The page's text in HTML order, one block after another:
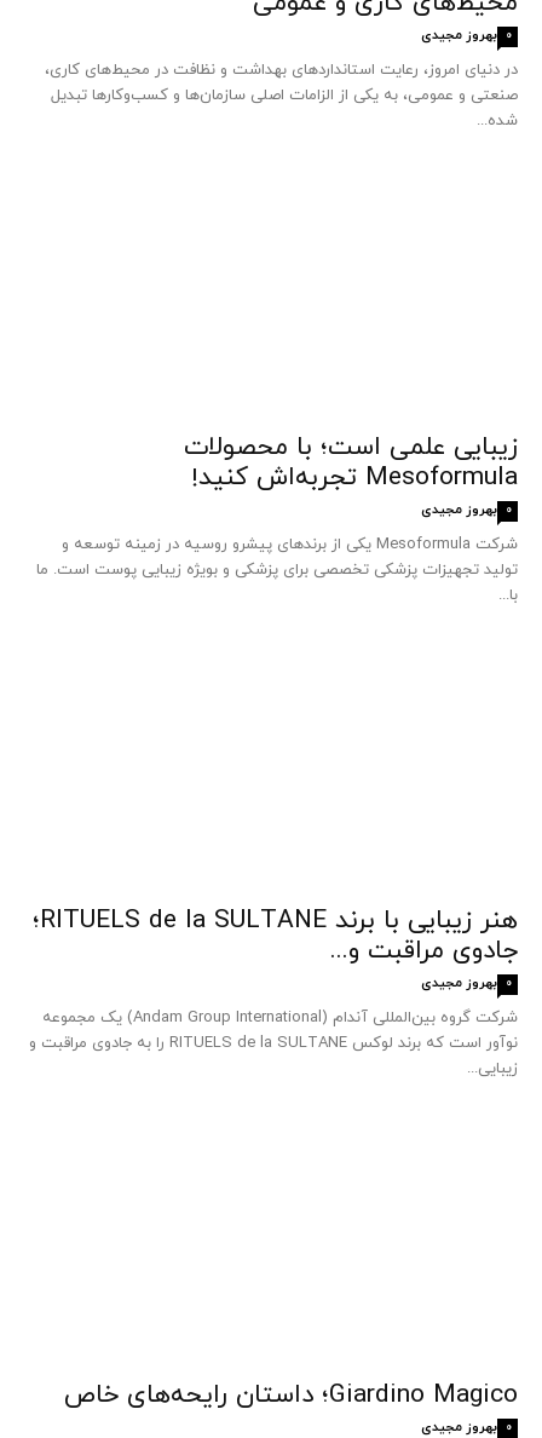
بهروز مجیدی 0
در دنیای امروز، رعایت استانداردهای بهداشت و نظافت در محیط‌های کاری،
صنعتی و عمومی، به یکی از الزامات اصلی سازمان‌ها و کسب‌وکارها تبدیل
شده...
زیبایی علمی است؛ با محصولات
Mesoformula تجربه‌اش کنید!
بهروز مجیدی 0
شرکت Mesoformula یکی از برندهای پیشرو روسیه در زمینه توسعه و
تولید تجهیزات پزشکی تخصصی برای پزشکی و بویژه زیبایی پوست است. ما
با...
هنر زیبایی با برند RITUELS de la SULTANE؛
جادوی مراقبت و...
بهروز مجیدی 0
شرکت گروه بین‌المللی آندام (Andam Group International) یک مجموعه
نوآور است که برند لوکس RITUELS de la SULTANE را به جادوی مراقبت و
زیبایی...
Giardino Magico؛ داستان رایحه‌های خاص
بهروز مجیدی 0